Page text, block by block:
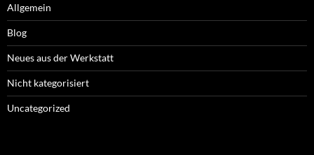
Allgemein
Blog
Neues aus der Werkstatt
Nicht kategorisiert
Uncategorized